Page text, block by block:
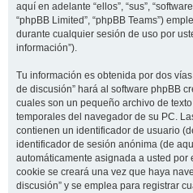
aquí en adelante “ellos”, “sus”,
“phpBB Limited”, “phpBB Teams”)
durante cualquier sesión de uso por
información”).
Tu información es obtenida por dos
de discusión” hará al software phpBB
cuales son un pequeño archivo de
temporales del navegador de su PC.
contienen un identificador de usuario
identificador de sesión anónima (de
automáticamente asignada a usted por
cookie se creará una vez que haya
discusión” y se emplea para registrar